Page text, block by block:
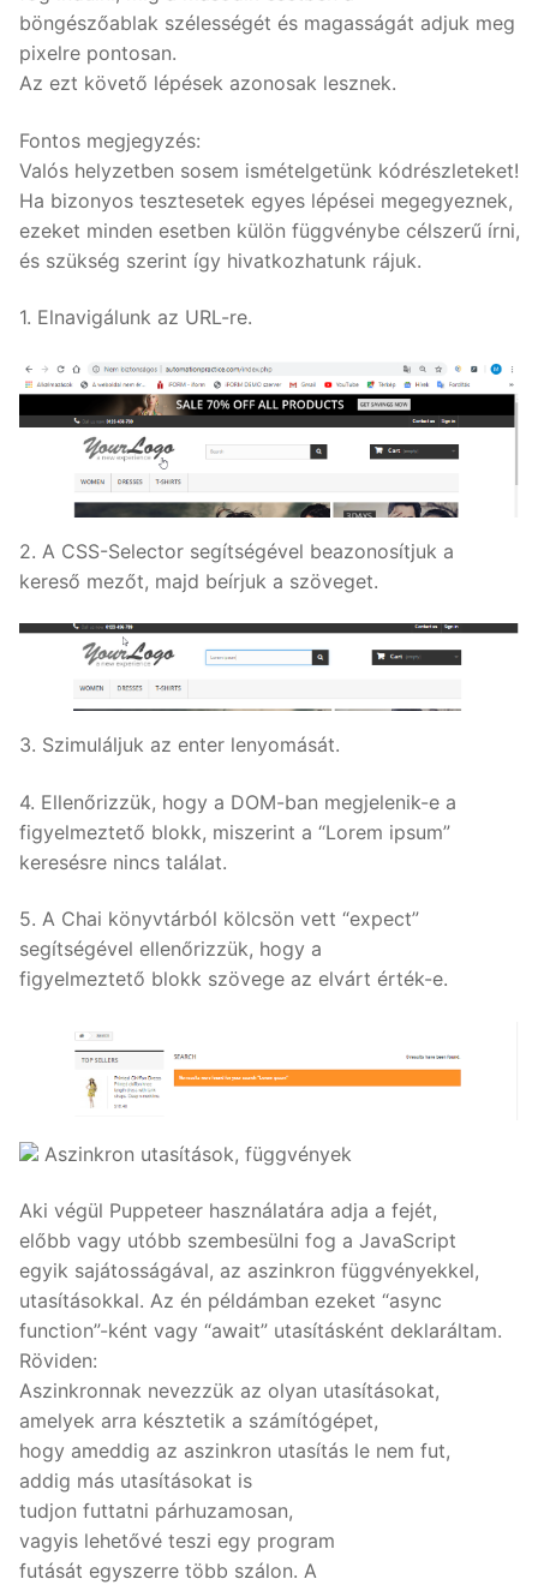
böngészőablak szélességét és magasságát adjuk meg
pixelre pontosan.
Az ezt követő lépések azonosak lesznek.
Fontos megjegyzés:
Valós helyzetben sosem ismételgetünk kódrészleteket!
Ha bizonyos tesztesetek egyes lépései megegyeznek,
ezeket minden esetben külön függvénybe célszerű írni,
és szükség szerint így hivatkozhatunk rájuk.
1. Elnavigálunk az URL-re.
2. A CSS-Selector segítségével beazonosítjuk a
kereső mezőt, majd beírjuk a szöveget.
3. Szimuláljuk az enter lenyomását.
4. Ellenőrizzük, hogy a DOM-ban megjelenik-e a
figyelmeztető blokk, miszerint a “Lorem ipsum”
keresésre nincs találat.
5. A Chai könyvtárból kölcsön vett “expect”
segítségével ellenőrizzük, hogy a
figyelmeztető blokk szövege az elvárt érték-e.
Aszinkron utasítások, függvények
Aki végül Puppeteer használatára adja a fejét,
előbb vagy utóbb szembesülni fog a JavaScript
egyik sajátosságával, az aszinkron függvényekkel,
utasításokkal. Az én példámban ezeket “async
function”-ként vagy “await” utasításként deklaráltam.
Röviden:
Aszinkronnak nevezzük az olyan utasításokat,
amelyek arra késztetik a számítógépet,
hogy ameddig az aszinkron utasítás le nem fut,
addig más utasításokat is
tudjon futtatni párhuzamosan,
vagyis lehetővé teszi egy program
futását egyszerre több szálon. A